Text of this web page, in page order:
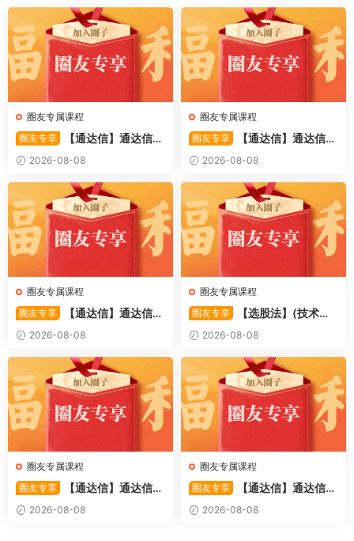
圈友专属课程
圈友专享
【通达信】通达信
〖备战龙妖〗副图/选股 精准
捕捉龙头启动进场信号 源码
2026-08-08
圈友专属课程
圈友专享
【通达信】通达信
〖重心突破〗主副图/选股 捕
捉股价在特定形态下的反转与
启动信号 源码
2026-08-08
圈友专属课程
圈友专享
【通达信】通达信
〖萧啸双通道〗主图指标 研判
股价运行通道、捕捉短线买卖
时机 源码
2026-08-08
圈友专属课程
圈友专享
【选股法】(技术篇)
强势个股选股法操作理念、策
略与工具（上下）视频课程 共
2个视频
2026-08-08
圈友专属课程
圈友专享
【通达信】通达信
〖极致主力〗主副图/选股 放
量不算突破，站上压力才算！
2026-08-08
圈友专属课程
圈友专享
【通达信】通达信
〖超强MACD〗副图指标 斐波
那契+三重共振，捕捉买卖
2026-08-08